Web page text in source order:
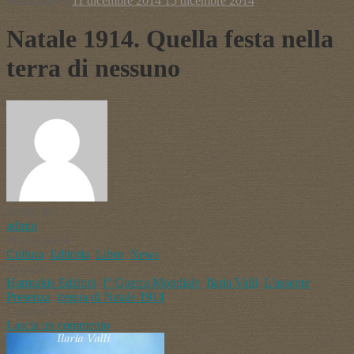
Natale 1914. Quella festa nella
terra di nessuno
admin
Cultura Editoria Libro News
Harmakis Edzioni I° Guerra Mondiale Ilaria Valli L'assente
Presenza tregua di Natale 1914
Lascia un commento